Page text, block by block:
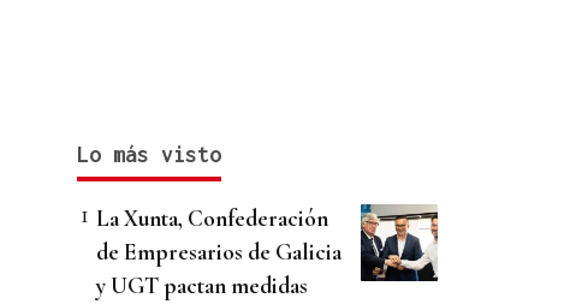
Lo más visto
La Xunta, Confederación
de Empresarios de Galicia
y UGT pactan medidas